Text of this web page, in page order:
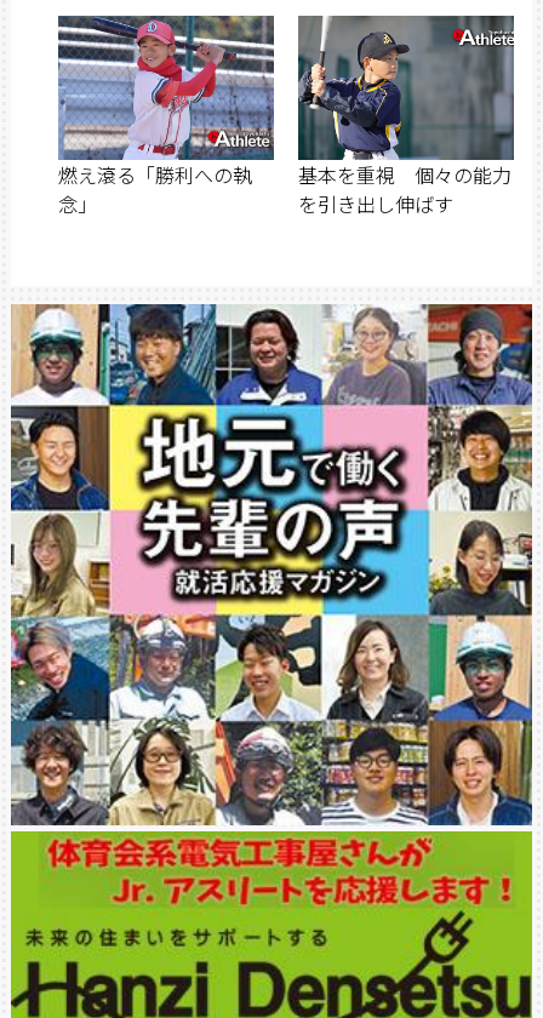
燃え滾る「勝利への執
念」
基本を重視 個々の能力
を引き出し伸ばす